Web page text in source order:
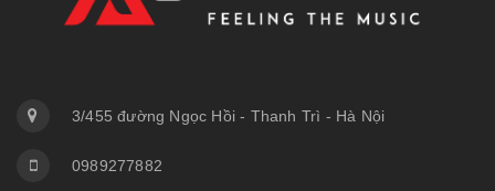
3/455 đường Ngọc Hồi - Thanh Trì - Hà Nội
0989277882